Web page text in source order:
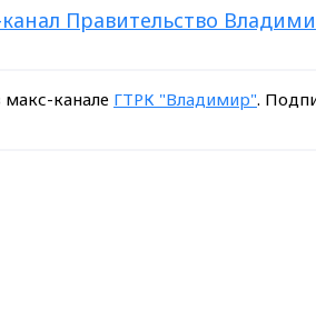
Правительство
канале ГТРК "Владимир".